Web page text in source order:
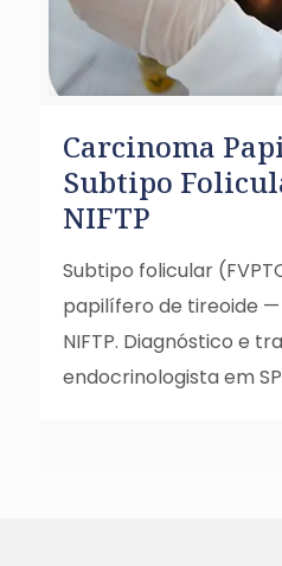
Carcinoma
Subtipo
NIFTP
Subtipo folicular
papilífero de tireoide —
NIFTP. Diagnóstico e
endocrinologista em